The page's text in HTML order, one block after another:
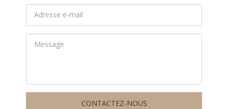
CONTACTEZ-NOUS